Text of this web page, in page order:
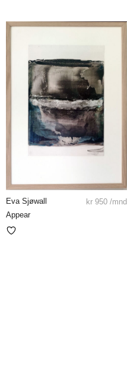
Eva Sjøwall
Appear
kr 950 /mnd